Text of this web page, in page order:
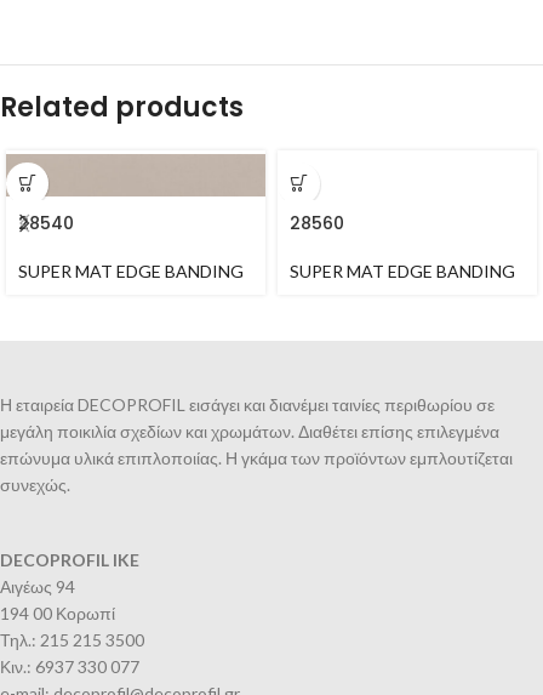
Related products
28540
SUPER MAT EDGE BANDING
28560
SUPER MAT EDGE BANDING
Η εταιρεία DECOPROFIL εισάγει και διανέμει ταινίες περιθωρίου σε
μεγάλη ποικιλία σχεδίων και χρωμάτων. Διαθέτει επίσης επιλεγμένα
επώνυμα υλικά επιπλοποιίας. Η γκάμα των προϊόντων εμπλουτίζεται
συνεχώς.
DECOPROFIL IKE
Αιγέως 94
194 00 Κορωπί
Τηλ.: 215 215 3500
Κιν.: 6937 330 077